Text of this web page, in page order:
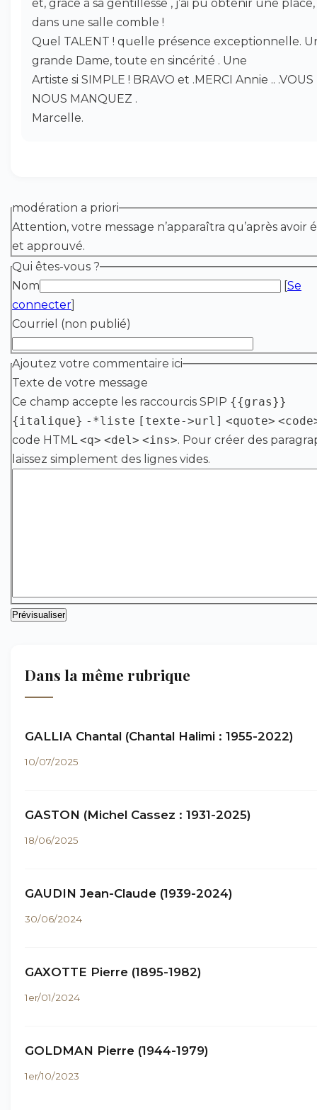
et, grâce à sa gentillesse , j’ai pu obtenir une place,
dans une salle comble !
Quel TALENT ! quelle présence exceptionnelle.
grande Dame, toute en sincérité . Une
Artiste si SIMPLE ! BRAVO et .MERCI Annie .. .VOUS
NOUS MANQUEZ .
Marcelle.
modération a priori
Attention, votre message n’apparaîtra qu’après avoir
et approuvé.
Qui êtes-vous ?
Nom
[Se
connecter]
Courriel (non publié)
Ajoutez votre commentaire ici
Texte de votre message
Ce champ accepte les raccourcis SPIP {{gras}}
{italique} -*liste [texte->url] <quote>
code HTML<q> <del> <ins>. Pour créer des
laissez simplement des lignes vides.
Dans la même rubrique
GALLIA Chantal (Chantal Halimi : 1955-2022)
10/07/2025
GASTON (Michel Cassez : 1931-2025)
18/06/2025
GAUDIN Jean-Claude (1939-2024)
30/06/2024
GAXOTTE Pierre (1895-1982)
1er/01/2024
GOLDMAN Pierre (1944-1979)
1er/10/2023